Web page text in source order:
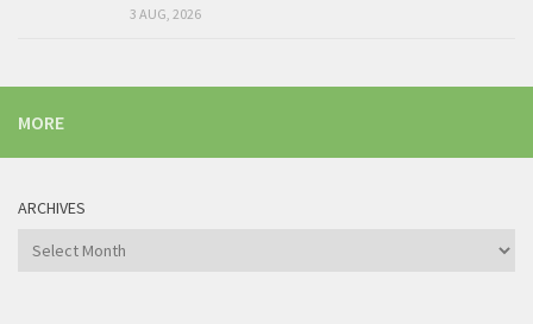
3 AUG, 2026
MORE
ARCHIVES
Archives